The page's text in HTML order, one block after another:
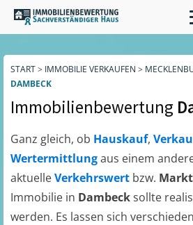
START> IMMOBILIE VERKAUFEN >
DAMBECK
Immobilienbewertung
Ganz gleich, ob Hauskauf,
Wertermittlungaus einem
aktuelleVerkehrswert bzw.
Immobilie in Dambecksollte
werden. Es lassen sich